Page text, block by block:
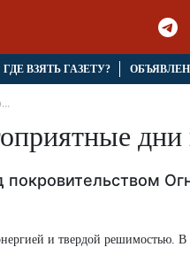
ГДЕ ВЗЯТЬ ГАЗЕТУ?
дни
и твердой решимостью.